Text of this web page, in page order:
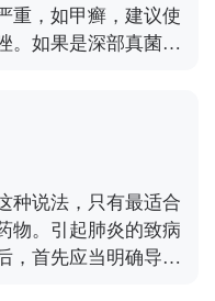
重，如甲癣，建议使
。如果是深部真菌感
金环碱、特比萘芬、
部用醋酸，如用于甲
种说法，只有最适合
物。引起肺炎的致病
，首先应当明确导致